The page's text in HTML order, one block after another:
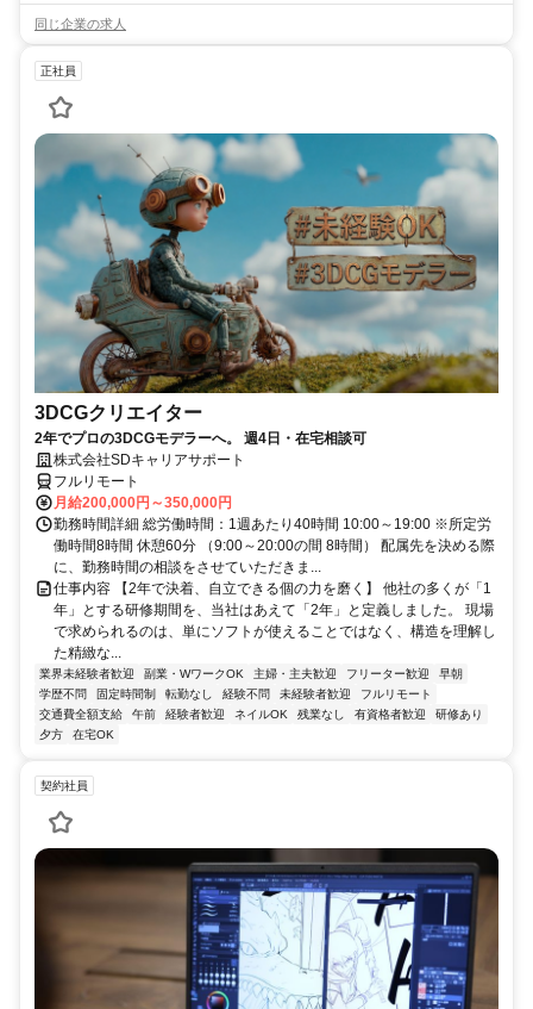
同じ企業の求人
正社員
3DCGクリエイター
2年でプロの3DCGモデラーへ。 週4日・在宅相談可
株式会社SDキャリアサポート
フルリモート
月給200,000円～350,000円
勤務時間詳細 総労働時間：1週あたり40時間 10:00～19:00 ※所定労
働時間8時間 休憩60分 （9:00～20:00の間 8時間） 配属先を決める際
に、勤務時間の相談をさせていただきま...
仕事内容 【2年で決着、自立できる個の力を磨く】 他社の多くが「1
年」とする研修期間を、当社はあえて「2年」と定義しました。 現場
で求められるのは、単にソフトが使えることではなく、構造を理解し
た精緻な...
業界未経験者歓迎 副業・WワークOK 主婦・主夫歓迎 フリーター歓迎
早朝
学歴不問
固定時間制 転勤なし 経験不問 未経験者歓迎
フルリモート
交通費全額支給
午前 経験者歓迎 ネイルOK 残業なし 有資格者歓迎
研修あり
夕方
在宅OK
契約社員